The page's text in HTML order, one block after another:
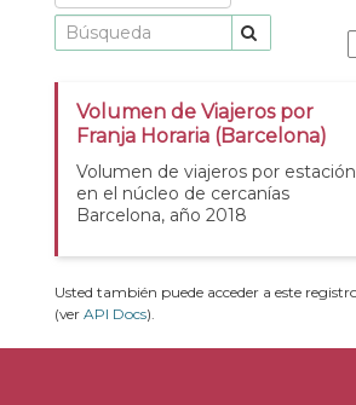
Volumen de Viajeros por
Franja Horaria (Barcelona)
Volumen de viajeros por estación
en el núcleo de cercanías
Barcelona, año 2018
Usted también puede acceder a este
(ver API Docs).